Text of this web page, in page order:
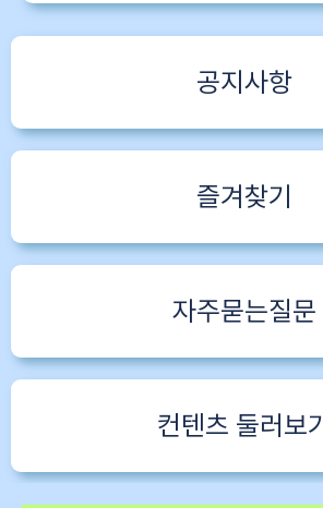
공지사항
즐겨찾기
자주묻는질문
컨텐츠 둘러보